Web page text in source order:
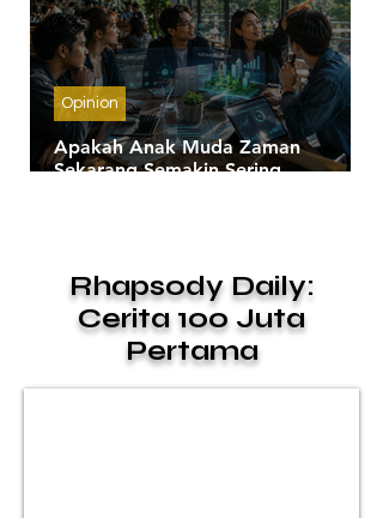
Apakah Anak Muda Zaman
Sekarang Semakin Sering
Opinion
Rhapsody Daily:
Cerita 100 Juta
Pertama